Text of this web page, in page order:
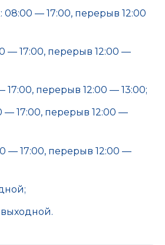
— 17:00, перерыв 12:00
— 17:00, перерыв 12:00 —
17:00, перерыв 12:00 — 13:00;
— 17:00, перерыв 12:00 —
— 17:00, перерыв 12:00 —